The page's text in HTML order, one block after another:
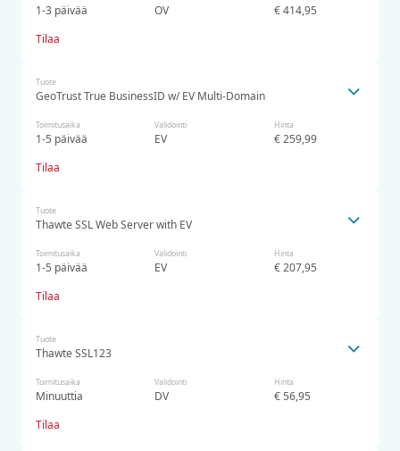
1-3 päivää OV
€ 414,95
Tilaa
Tuote
GeoTrust True BusinessID w/ EV Multi-Domain
Toimitusaika
1-5 päivää
Validointi
EV
Hinta
€ 259,99
Tilaa
Tuote
Thawte SSL Web Server with EV
Toimitusaika
1-5 päivää
Validointi
EV
Hinta
€ 207,95
Tilaa
Tuote
Thawte SSL123
Toimitusaika
Minuuttia
Validointi
DV
Hinta
€ 56,95
Tilaa